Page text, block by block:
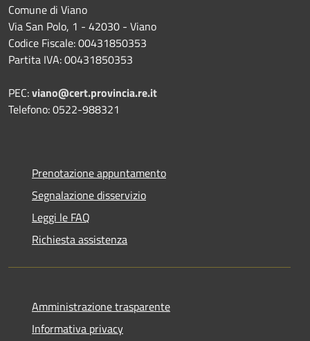
Comune di Viano
Via San Polo, 1 - 42030 - Viano
Codice Fiscale: 00431850353
Partita IVA: 00431850353
PEC:viano@cert.provincia.re.it
Telefono: 0522-988321
Prenotazione appuntamento
Segnalazione disservizio
Leggi le FAQ
Richiesta assistenza
Amministrazione trasparente
Informativa privacy